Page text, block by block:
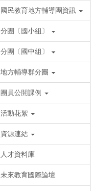
國民教育地方輔導團資訊
分團〔國小組〕
分團〔國中組〕
地方輔導群分團
團員公開課例
活動花絮
資源連結
人才資料庫
未來教育國際論壇